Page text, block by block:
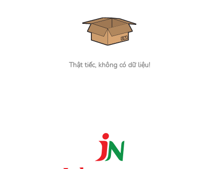
Thật tiếc, không có dữ liệu!